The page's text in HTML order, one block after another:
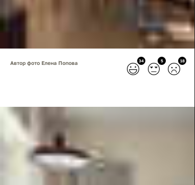
34 5 18
Автор фото Елена Попова